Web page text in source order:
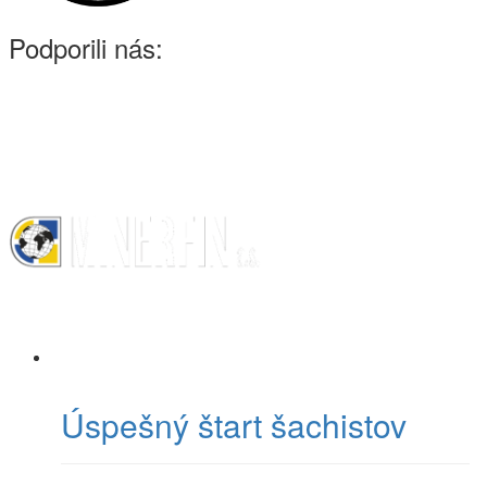
Podporili nás:
Úspešný štart šachistov